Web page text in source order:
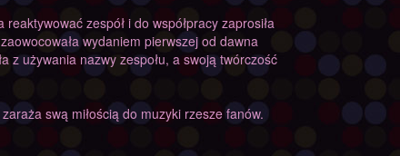
zespół i do współpracy zaprosiła
wydaniem pierwszej od dawna
z używania nazwy zespołu, a swoją twórczość
swą miłością do muzyki rzesze fanów.